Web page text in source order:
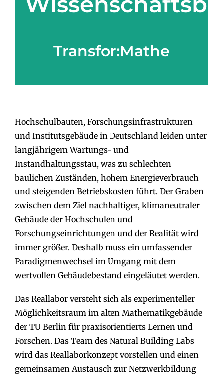
Transfor:Mathe
Hochschulbauten, Forschungsinfrastrukturen
und Institutsgebäude in Deutschland leiden unter
langjährigem Wartungs- und
Instandhaltungsstau, was zu schlechten
baulichen Zuständen, hohem Energieverbrauch
und steigenden Betriebskosten führt. Der Graben
zwischen dem Ziel nachhaltiger, klimaneutraler
Gebäude der Hochschulen und
Forschungseinrichtungen und der Realität wird
immer größer. Deshalb muss ein umfassender
Paradigmenwechsel im Umgang mit dem
wertvollen Gebäudebestand eingeläutet werden.
Das Reallabor versteht sich als experimenteller
Möglichkeitsraum im alten Mathematikgebäude
der TU Berlin für praxisorientierts Lernen und
Forschen. Das Team des Natural Building Labs
wird das Reallaborkonzept vorstellen und einen
gemeinsamen Austausch zur Netzwerkbildung